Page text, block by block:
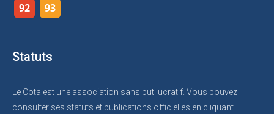
92 93
Statuts
Le Cota est une association sans but lucratif. Vous pouvez
consulter ses statuts et publications officielles en cliquant